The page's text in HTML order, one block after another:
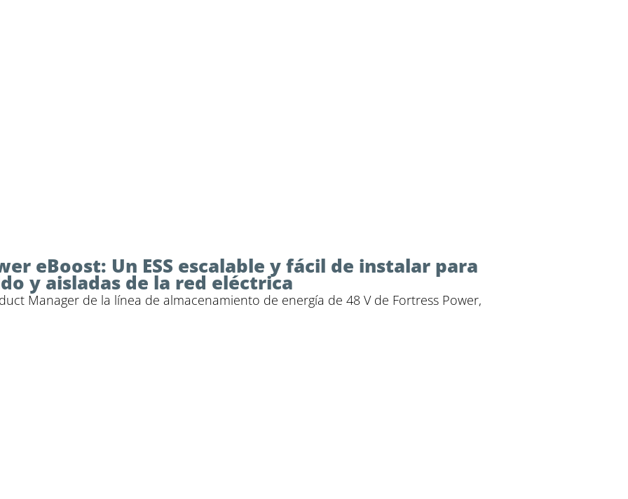
eBoost: Un ESS escalable y fácil de instalar para
y aisladas de la red eléctrica
Manager de la línea de almacenamiento de energía de 48 V de Fortress Power,